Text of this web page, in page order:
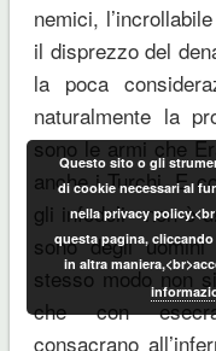
nemici,
il disprezzo del
la poca
naturalmente la
sono le armi che
anche i Turchi. E
gli infedeli non è
sono degli
stesso modo non
che con
consacrano
Questo sito o gli
di cookie necessari al
nella privacy
questa pagina,
in altra